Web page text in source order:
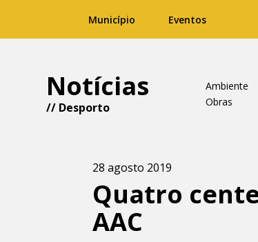
Município Eventos
Notícias
// Desporto
Ambiente
Obras
28 agosto 2019
Quatro
AAC